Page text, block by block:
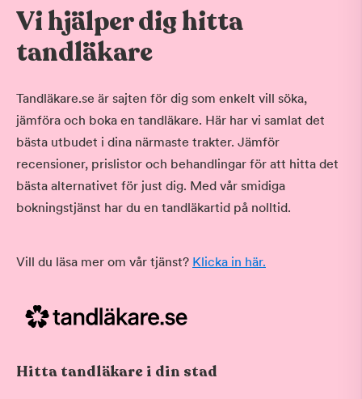
Vi hjälper dig hitta
tandläkare
Tandläkare.se är sajten för dig som enkelt vill söka,
jämföra och boka en tandläkare. Här har vi samlat det
bästa utbudet i dina närmaste trakter. Jämför
recensioner, prislistor och behandlingar för att hitta det
bästa alternativet för just dig. Med vår smidiga
bokningstjänst har du en tandläkartid på nolltid.
Vill du läsa mer om vår tjänst? Klicka in här.
Hitta tandläkare i din stad